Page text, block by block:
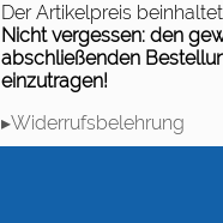
Der Artikelpreis
Nicht vergessen: den
abschließenden
einzutragen!
▸Widerrufsbelehrung